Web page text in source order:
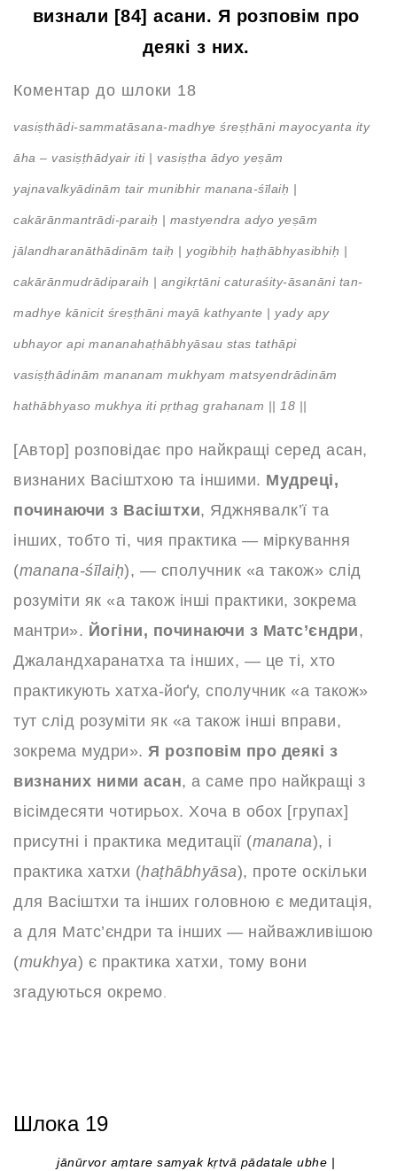
визнали [84] асани. Я розповім про
деякі з них.
Коментар до шлоки 18
vasiṣthādi-sammatāsana-madhye śreṣṭhāni mayocyanta ity
āha – vasiṣṭhādyair iti | vasiṣṭha ādyo yeṣām
yajnavalkyādinām tair munibhir manana-śīlaiḥ |
cakārānmantrādi-paraiḥ | mastyendra adyo yeṣām
jālandharanāthādinām taiḥ | yogibhiḥ haṭhābhyasibhiḥ |
cakārānmudrādiparaih | angikṛtāni caturaśity-āsanāni tan-
madhye kānicit śreṣṭhāni mayā kathyante | yady apy
ubhayor api mananahaṭhābhyāsau stas tathāpi
vasiṣṭhādinām mananam mukhyam matsyendrādinām
hathābhyaso mukhya iti pṛthag grahanam || 18 ||
[Автор] розповідає про найкращі серед асан,
визнаних Васіштхою та іншими. Мудреці,
починаючи з Васіштхи, Яджнявалк’ї та
інших, тобто ті, чия практика — міркування
(manana-śīlaiḥ), — сполучник «а також» слід
розуміти як «а також інші практики, зокрема
мантри». Йогіни, починаючи з Матс’єндри,
Джаландхаранатха та інших, — це ті, хто
практикують хатха-йоґу, сполучник «а також»
тут слід розуміти як «а також інші вправи,
зокрема мудри». Я розповім про деякі з
визнаних ними асан, а саме про найкращі з
вісімдесяти чотирьох. Хоча в обох [групах]
присутні і практика медитації (manana), і
практика хатхи (haṭhābhyāsa), проте оскільки
для Васіштхи та інших головною є медитація,
а для Матс’єндри та інших — найважливішою
(mukhya) є практика хатхи, тому вони
згадуються окремо.
Шлока 19
jānūrvor aṃtare samyak kṛtvā pādatale ubhe |